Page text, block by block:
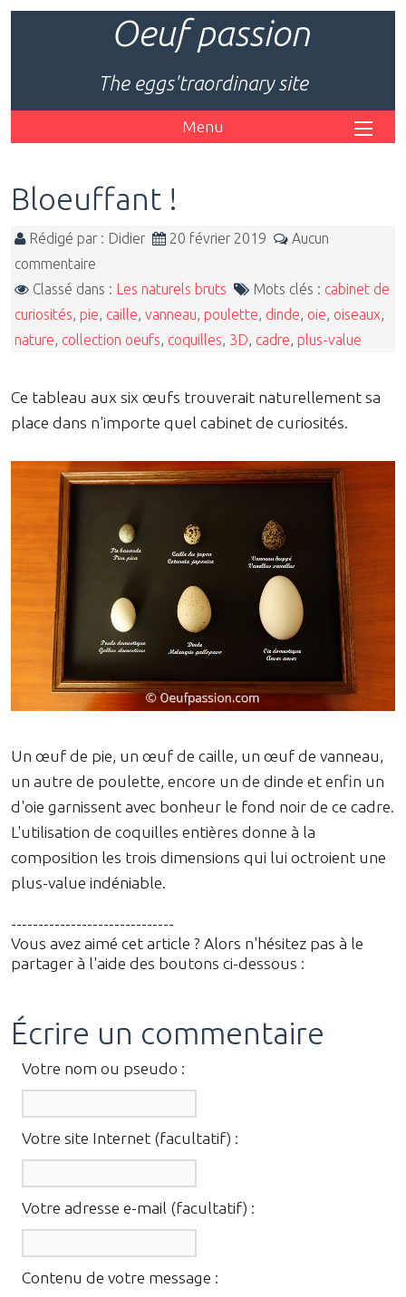
Oeuf passion
The eggs'traordinary site
Menu
Bloeuffant !
Rédigé par : Didier 20 février 2019
Aucun
commentaire
Classé dans : Les naturels bruts Mots clés : cabinet de
curiosités pie caille vanneau poulette dinde oie oiseaux
nature collection oeufs coquilles 3D cadre plus-value
Ce tableau aux six œufs trouverait naturellement sa
place dans n'importe quel cabinet de curiosités.
Un œuf de pie, un œuf de caille, un œuf de vanneau,
un autre de poulette, encore un de dinde et enfin un
d'oie garnissent avec bonheur le fond noir de ce cadre.
L'utilisation de coquilles entières donne à la
composition les trois dimensions qui lui octroient une
plus-value indéniable.
------------------------------
Vous avez aimé cet article ? Alors n'hésitez pas à le
partager à l'aide des boutons ci-dessous :
Écrire un commentaire
Votre nom ou pseudo :
Votre site Internet (facultatif) :
Votre adresse e-mail (facultatif) :
Contenu de votre message :